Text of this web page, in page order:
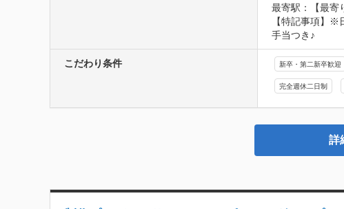
最寄駅：【最寄
【特記事項】※
手当つき♪
こだわり条件 新卒・第二新卒歓迎
完全週休二日制
詳